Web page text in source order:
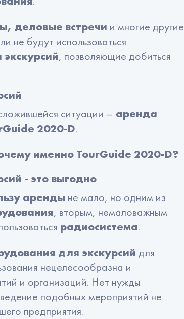
доски и флипчарты
деловые встречи и многие другие
не будут использоваться
, позволяющие добиться
ситуации – аренда
2020-D.
именно TourGuide 2020-D?
- это выгодно
аренды не мало, но одним из
, вторым, немаловажным
радиосистема.
для экскурсий для
нецелесообразна и
и организаций. Нет нужды
подобных мероприятий не
предприятия.